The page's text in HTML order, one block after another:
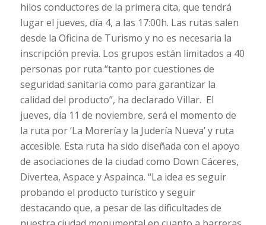
hilos conductores de la primera cita, que tendrá
lugar el jueves, día 4, a las 17:00h. Las rutas salen
desde la Oficina de Turismo y no es necesaria la
inscripción previa. Los grupos están limitados a 40
personas por ruta “tanto por cuestiones de
seguridad sanitaria como para garantizar la
calidad del producto”, ha declarado Villar. El
jueves, día 11 de noviembre, será el momento de
la ruta por ‘La Morería y la Judería Nueva’ y ruta
accesible. Esta ruta ha sido diseñada con el apoyo
de asociaciones de la ciudad como Down Cáceres,
Divertea, Aspace y Aspainca. “La idea es seguir
probando el producto turístico y seguir
destacando que, a pesar de las dificultades de